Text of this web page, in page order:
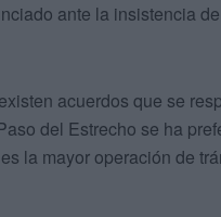
ante la insistencia
acuerdos que se
del Estrecho se ha
la mayor operación de